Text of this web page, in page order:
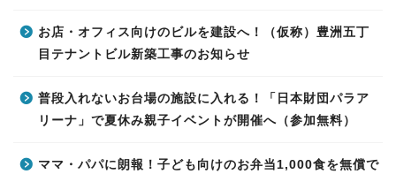
お店・オフィス向けのビルを建設へ！（仮称）豊洲五丁
目テナントビル新築工事のお知らせ
普段入れないお台場の施設に入れる！「日本財団パラア
リーナ」で夏休み親子イベントが開催へ（参加無料）
ママ・パパに朗報！子ども向けのお弁当1,000食を無償で